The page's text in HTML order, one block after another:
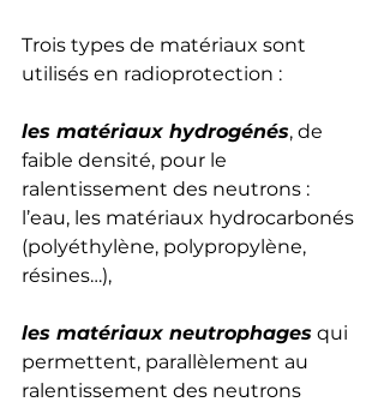
Trois types de matériaux sont
utilisés en radioprotection :
les matériaux hydrogénés, de
faible densité, pour le
ralentissement des neutrons :
l’eau, les matériaux hydrocarbonés
(polyéthylène, polypropylène,
résines…),
les matériaux neutrophages qui
permettent, parallèlement au
ralentissement des neutrons